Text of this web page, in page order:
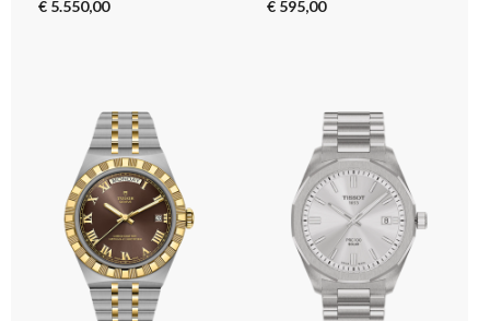
€ 5.550,00 € 595,00